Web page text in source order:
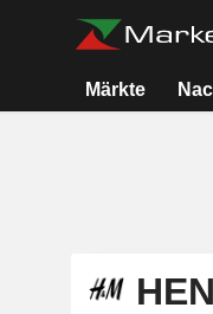
Märkte